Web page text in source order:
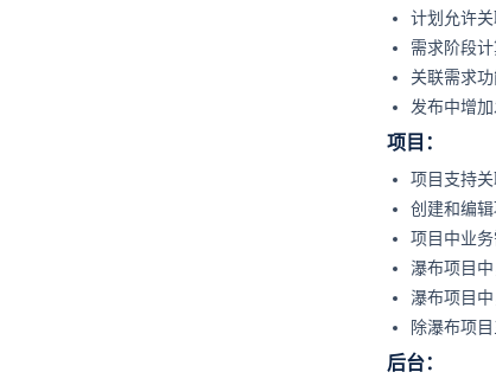
计划允许
需求阶段
关联需求
发布中增
项目：
项目支持
创建和编
项目中业
瀑布项目
瀑布项目
除瀑布项
后台：